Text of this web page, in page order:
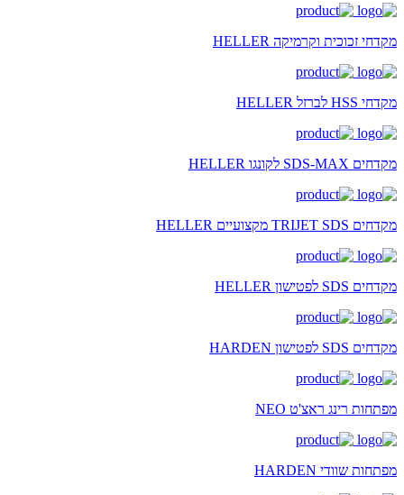
מקדחי זכוכית וקרמיקה HELLER
מקדחי HSS לברזל HELLER
מקדחים SDS-MAX לקונגו HELLER
מקדחים TRIJET SDS מקצועיים HELLER
מקדחים SDS לפטישון HELLER
מקדחים SDS לפטישון HARDEN
מפתחות רינג ראצ'ט NEO
מפתחות שוודי HARDEN